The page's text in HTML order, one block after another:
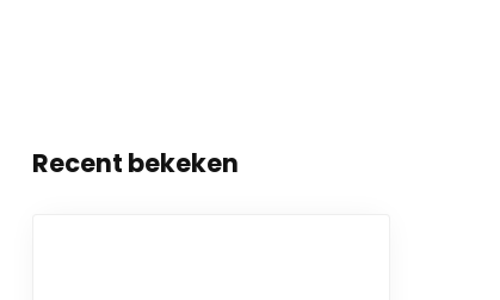
Recent bekeken